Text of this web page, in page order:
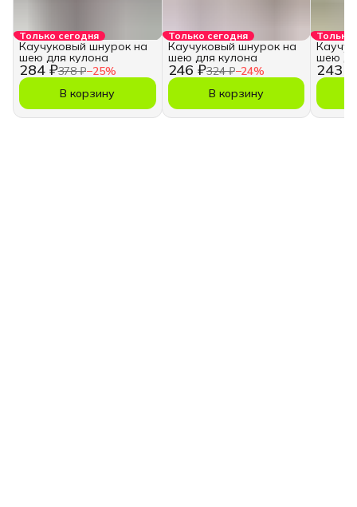
Только сегодня
284 ₽378 ₽−25%
Каучуковый шнурок на
шею для кулона
В корзину
Только сегодня
246 ₽324 ₽−24%
Каучуковый шнурок на
шею для кулона
В корзину
Только
243 ₽
шею